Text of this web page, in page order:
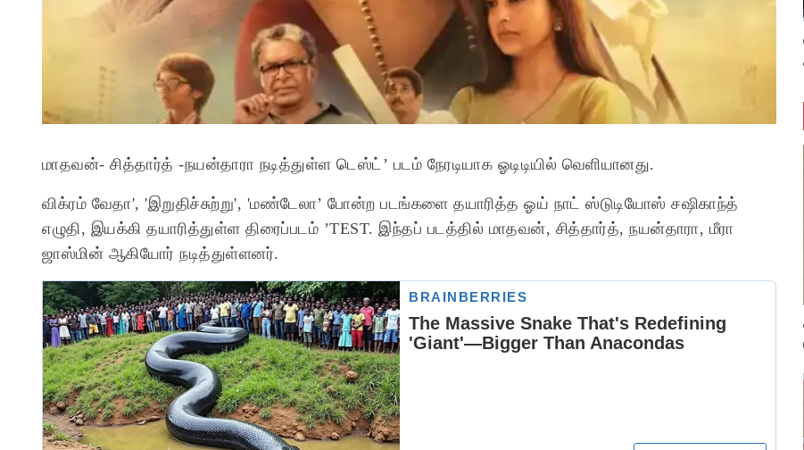
மாதவன்- சித்தார்த் -நயன்தாரா நடித்துள்ள டெஸ்ட்’ படம் நேரடியாக ஓடிடியில் வெளியானது.
விக்ரம் வேதா', 'இறுதிச்சுற்று', 'மண்டேலா’ போன்ற படங்களை தயாரித்த ஓய் நாட் ஸ்டுடியோஸ் சஷிகாந்த்
எழுதி, இயக்கி தயாரித்துள்ள திரைப்படம் ’TEST. இந்தப் படத்தில் மாதவன், சித்தார்த், நயன்தாரா, மீரா
ஜாஸ்மின் ஆகியோர் நடித்துள்ளனர்.